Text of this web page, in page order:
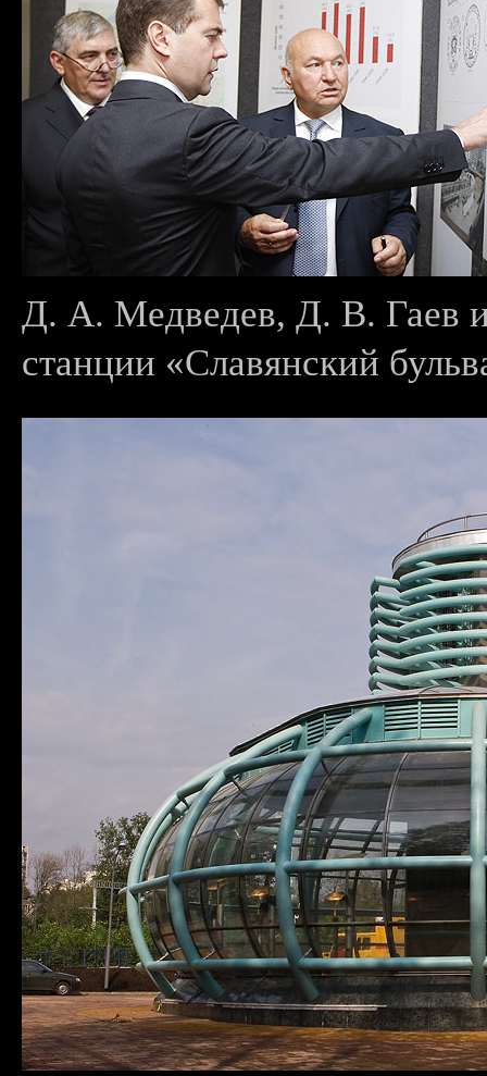
Д. А. Медведев, Д. В. Гаев
станции «Славянский